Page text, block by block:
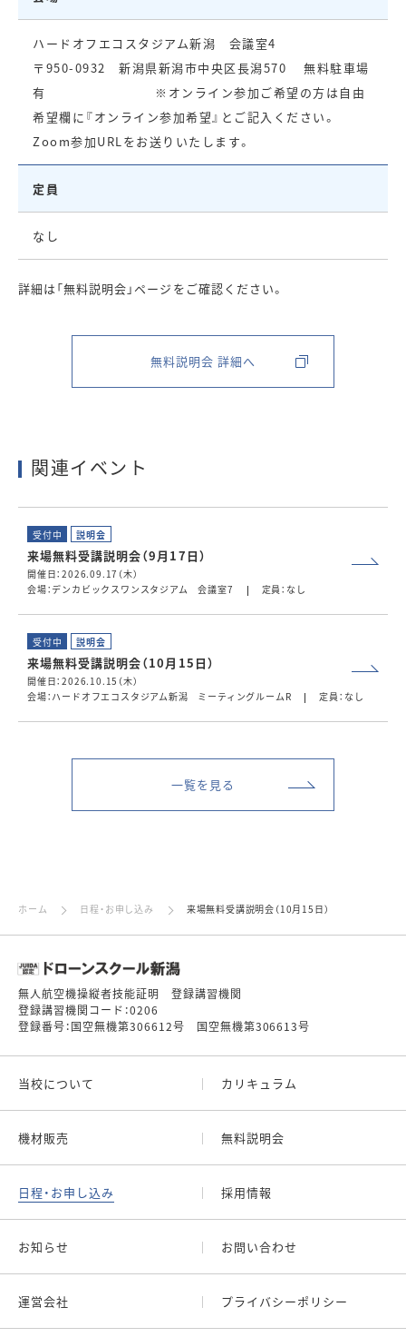
ハードオフエコスタジアム新潟 会議室4
〒950-0932 新潟県新潟市中央区長潟570 無料駐車場
有 ※オンライン参加ご希望の方は自由
希望欄に『オンライン参加希望』とご記入ください。
Zoom参加URLをお送りいたします。
定員
なし
詳細は「無料説明会」ページをご確認ください。
無料説明会 詳細へ
関連イベント
受付中 説明会
来場無料受講説明会（9月17日）
開催日：2026.09.17（木）
会場：デンカビックスワンスタジアム 会議室7
定員：なし
受付中 説明会
来場無料受講説明会（10月15日）
開催日：2026.10.15（木）
会場：ハードオフエコスタジアム新潟 ミーティングルームR
定員：なし
一覧を見る
ホーム 日程・お申し込み 来場無料受講説明会（10月15日）
無人航空機操縦者技能証明 登録講習機関
登録講習機関コード：0206
登録番号：国空無機第306612号 国空無機第306613号
当校について カリキュラム
機材販売 無料説明会
日程・お申し込み 採用情報
お知らせ お問い合わせ
運営会社 プライバシーポリシー